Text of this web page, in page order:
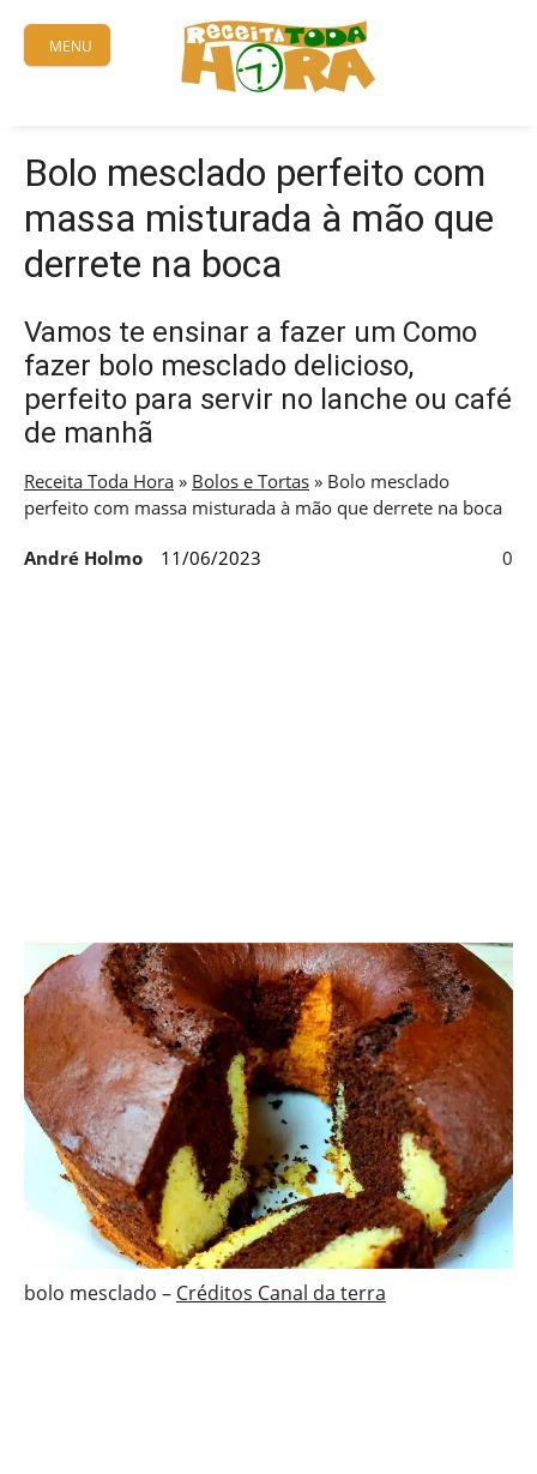
content
MENU
Bolo mesclado perfeito com
massa misturada à mão que
derrete na boca
Vamos te ensinar a fazer um Como
fazer bolo mesclado delicioso,
perfeito para servir no lanche ou café
de manhã
Receita Toda Hora » Bolos e Tortas » Bolo mesclado
perfeito com massa misturada à mão que derrete na boca
André Holmo 11/06/2023 0
bolo mesclado – Créditos Canal da terra